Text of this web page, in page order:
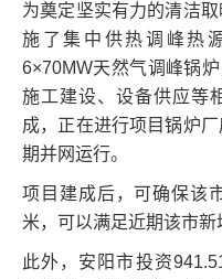
为奠定坚实有力的清洁
施了集中供热调峰热
6×70MW天然气调峰锅
施工建设、设备供应等
成，正在进行项目锅炉
期并网运行。
项目建成后，可确保该
米，可以满足近期该市新
此外，安阳市投资